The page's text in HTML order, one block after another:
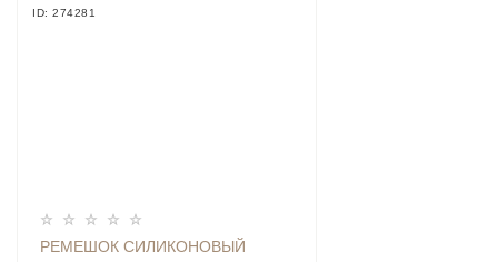
ID: 274281
РЕМЕШОК СИЛИКОНОВЫЙ